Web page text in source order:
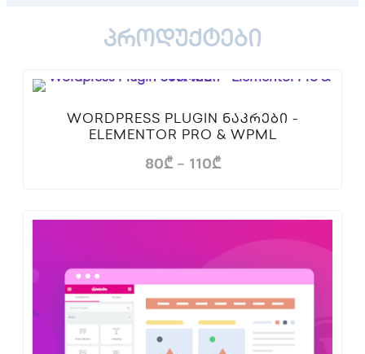
პროდუქტები
WORDPRESS PLUGIN ᲜᲐᲙᲠᲔᲑᲘ -
ELEMENTOR PRO & WPML
80₾ – 110₾